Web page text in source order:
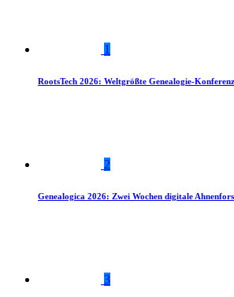
1
RootsTech 2026: Weltgrößte Genealogie-
2
Genealogica 2026: Zwei Wochen digitale
3